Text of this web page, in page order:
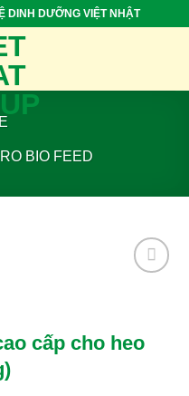
DINH DƯỠNG VIỆT NHẬT
BIO FEED
cấp cho heo